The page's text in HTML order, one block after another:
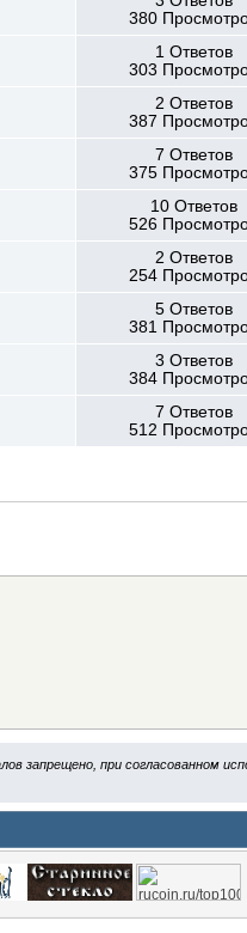
380
1 Ответов
303
2 Ответов
387
7 Ответов
375
10 Ответов
526
2 Ответов
254
5 Ответов
381
3 Ответов
384
7 Ответов
512
запрещено, при согласованном